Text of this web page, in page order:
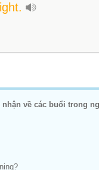
về các buổi trong